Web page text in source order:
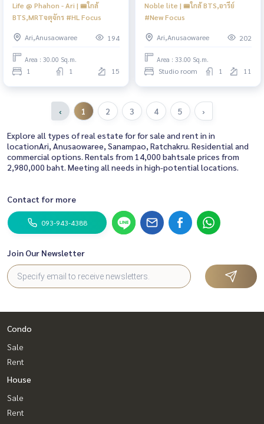
Life @ Phahon - Ari | 🚝ใกล้
BTS,MRTจตุจักร #HL Focus
Ari,Anusaowaree 194
Area : 30.00 Sq.m.
1 1 15
Noble lite | 🚝ใกล้ BTS,อารีย์
#New Focus
Ari,Anusaowaree 202
Area : 33.00 Sq.m.
Studio room 1 11
‹ 1 2 3 4 5 ›
Explore all types of real estate for for sale and rent in in
locationAri, Anusaowaree, Sanampao, Ratchakru. Residential and
commercial options. Rentals from 14,000 bahtsale prices from
2,980,000 baht. Meeting all needs in high-potential locations.
Contact for more
093-943-4388
Join Our Newsletter
Condo
Sale
Rent
House
Sale
Rent